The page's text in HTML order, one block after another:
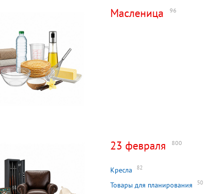
Масленица 96
23 февраля 800
Кресла 82
Товары для планирования 50